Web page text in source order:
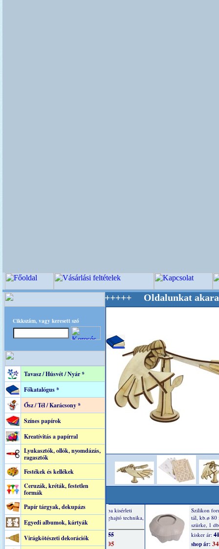
Cikkszám, vagy keresett szó
Tavasz / Húsvét / Nyár *
Főkatalógus *
Ősz / Tél / Karácsony *
Színes papírok
Kreatívitás a papírral
Lyukasztók, ollók, nyomdázás,
ragasztók
Festékek és kellékek
Ceruzák, kréták, festetlen
formák
Papír tárgyak, dekupázs
Egyedi albumok, kártyák
Virágkötészeti dekorációk
Mestere! +++++++ Oldalunkat akarattal